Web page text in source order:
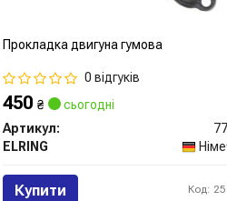
Прокладка двигуна гумова
0 відгуків
450 ₴
сьогодні
Артикул:
ELRING
Купити Код: